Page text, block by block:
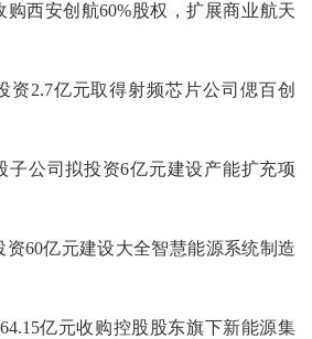
购西安创航60%股权，扩展商业航天
资2.7亿元取得射频芯片公司偲百创
子公司拟投资6亿元建设产能扩充项
资60亿元建设大全智慧能源系统制造
亿元收购控股股东旗下新能源集